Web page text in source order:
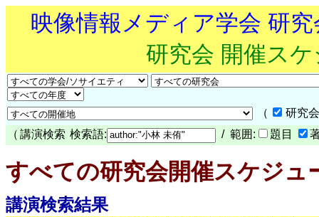
映像情報メディア学会 研
研究会 開催ス
（
研究
（ 講演検索 検索語: / 範囲: 題目
すべての研究会開催スケジュ
講演検索結果